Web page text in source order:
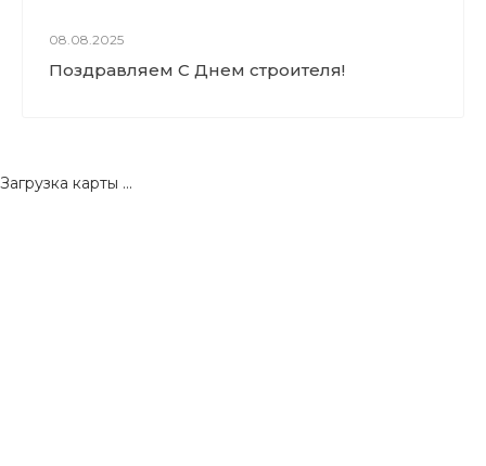
08.08.2025
Поздравляем С Днем строителя!
Загрузка карты ...